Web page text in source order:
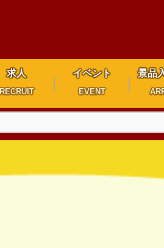
求人
RECRUIT
イベント
EVENT
景品